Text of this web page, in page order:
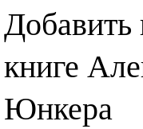
Добавить
книге
Юнкера